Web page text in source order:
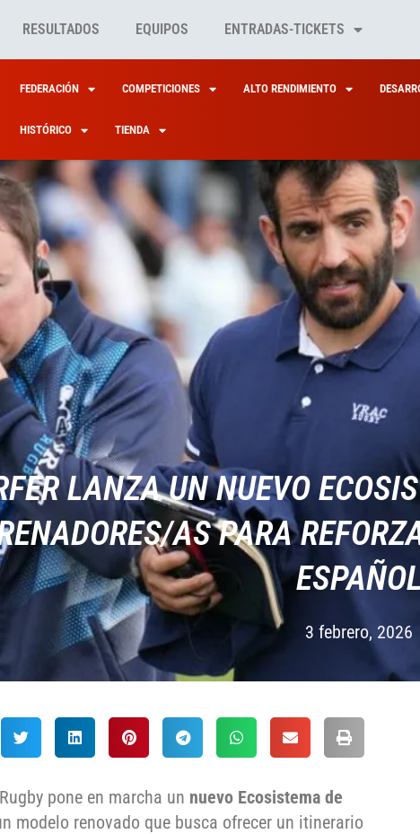
RESULTADOS EQUIPOS ENTRADAS-TICKETS
FEDERACIÓN COMPETICIONES ALTO RENDIMIENTO
HISTÓRICO TIENDA
LANZA UN NUEVO
AS PARA
ESPAÑOL
3 febrero, 2026
pone en marcha un nuevo Ecosistema de
modelo renovado que busca ofrecer un itinerario